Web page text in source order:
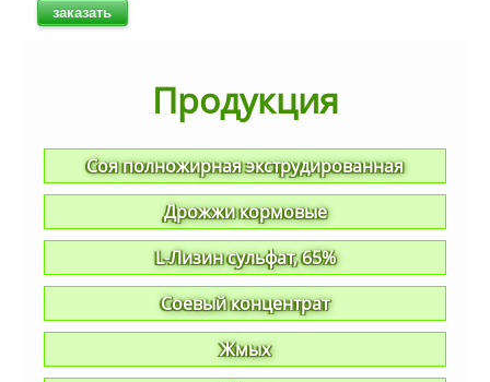
Продукция
Соя полножирная экструдированная
Дрожжи кормовые
L-Лизин сульфат, 65%
Соевый концентрат
Жмых